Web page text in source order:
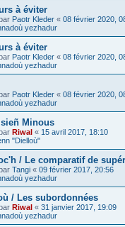
à éviter
Paotr Kleder « 08 février 2020,
yezhadur
à éviter
Paotr Kleder « 08 février 2020,
yezhadur
Paotr Kleder « 08 février 2020,
yezhadur
Minous
Riwal « 15 avril 2017, 18:10
"Dielloù"
/ Le comparatif de
Tangi « 09 février 2017, 20:56
yezhadur
/ Les subordonnées
Riwal « 31 janvier 2017, 19:09
yezhadur